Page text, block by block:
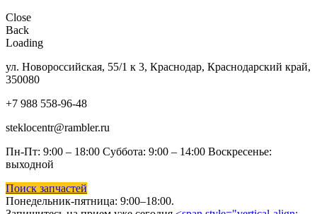
Close
Back
Loading
ул. Новороссийская, 55/1 к 3, Краснодар, Краснодарский край,
350080
+7 988 558-96-48
steklocentr@rambler.ru
Пн-Пт: 9:00 – 18:00 Суббота: 9:00 – 14:00 Воскресенье:
выходной
Поиск запчастей
Понедельник-пятница: 9:00–18:00.